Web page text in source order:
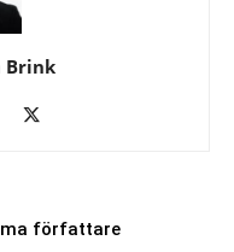
Brink
författare